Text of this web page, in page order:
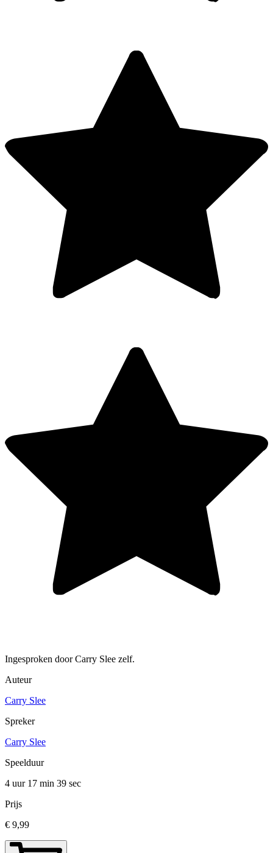
Ingesproken door Carry Slee zelf.
Auteur
Carry Slee
Spreker
Carry Slee
Speelduur
4 uur 17 min 39 sec
Prijs
€ 9,99